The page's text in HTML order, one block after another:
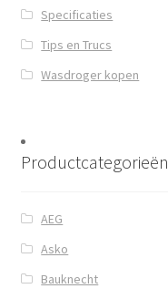
Specificaties
Tips en Trucs
Wasdroger kopen
Productcategorieën
AEG
Asko
Bauknecht